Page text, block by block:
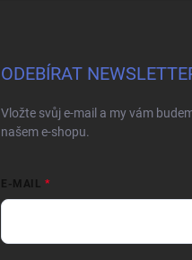
ODEBÍRAT
Vložte svůj e-mail a my vám
našem e-shopu.
E-MAIL